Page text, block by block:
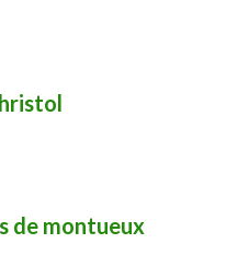
de montueux